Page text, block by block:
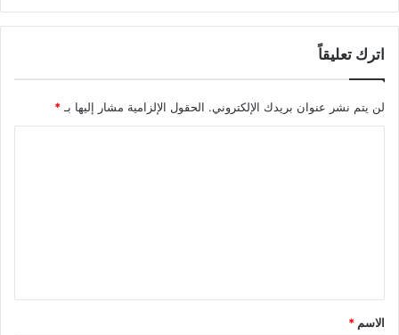
اترك تعليقاً
لن يتم نشر عنوان بريدك الإلكتروني. الحقول الإلزامية مشار إليها بـ*
ق
*
الاسم *